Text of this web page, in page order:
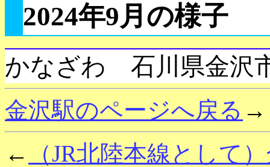
2024年9月の様子
かなざわ 石川県金沢
金沢駅のページへ戻る →
←
（JR北陸本線として